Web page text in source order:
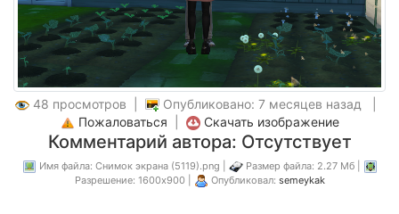
48 просмотров |
Опубликовано: 7 месяцев назад |
Пожаловаться
Скачать изображение
Комментарий автора: Отсутствует
Имя файла: Снимок экрана (5119).png |
Размер файла: 2.27 Мб |
Разрешение: 1600x900 |
Опубликовал: semeykak